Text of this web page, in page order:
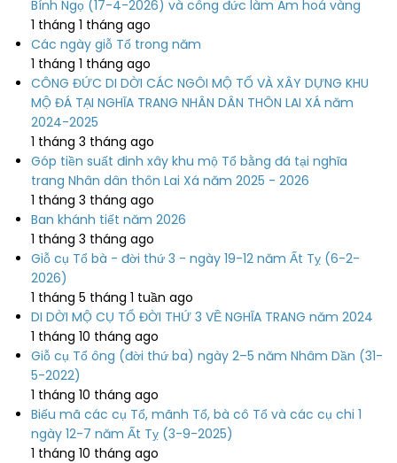
Bính Ngọ (17-4-2026) và công đức làm Am hoá vàng
1 tháng 1 tháng ago
Các ngày giỗ Tổ trong năm
1 tháng 1 tháng ago
CÔNG ĐỨC DI DỜI CÁC NGÔI MỘ TỔ VÀ XÂY DỰNG KHU
MỘ ĐÁ TẠI NGHĨA TRANG NHÂN DÂN THÔN LAI XÁ năm
2024-2025
1 tháng 3 tháng ago
Góp tiền suất đinh xây khu mộ Tổ bằng đá tại nghĩa
trang Nhân dân thôn Lai Xá năm 2025 - 2026
1 tháng 3 tháng ago
Ban khánh tiết năm 2026
1 tháng 3 tháng ago
Giỗ cụ Tổ bà - đời thứ 3 - ngày 19-12 năm Ất Tỵ (6-2-
2026)
1 tháng 5 tháng 1 tuần ago
DI DỜI MỘ CỤ TỔ ĐỜI THỨ 3 VỀ NGHĨA TRANG năm 2024
1 tháng 10 tháng ago
Giỗ cụ Tổ ông (đời thứ ba) ngày 2–5 năm Nhâm Dần (31-
5-2022)
1 tháng 10 tháng ago
Biếu mã các cụ Tổ, mãnh Tổ, bà cô Tổ và các cụ chi 1
ngày 12-7 năm Ất Tỵ (3-9-2025)
1 tháng 10 tháng ago